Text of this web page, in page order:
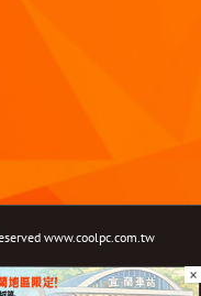
www.coolpc.com.tw
TwitterEmail: ×